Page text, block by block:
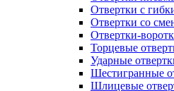
Отвертки с
Отвертки со
Отвертки-
Торцевые
Ударные
Шестигранные
Шлицевые